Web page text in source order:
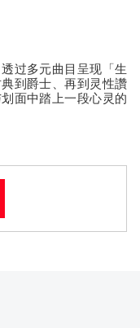
过多元曲目呈现「生
到爵士、再到灵性讚
面中踏上一段心灵的